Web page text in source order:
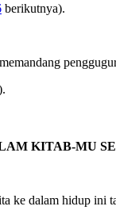
berikutnya).
KITAB-MU
ke dalam hidup ini